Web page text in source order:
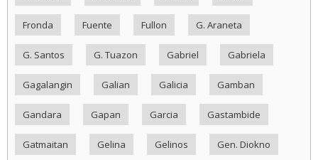
Fronda Fuente Fullon G. Araneta
G. Santos G. Tuazon Gabriel Gabriela
Gagalangin Galian Galicia Gamban
Gandara Gapan Garcia Gastambide
Gatmaitan Gelina Gelinos Gen. Diokno